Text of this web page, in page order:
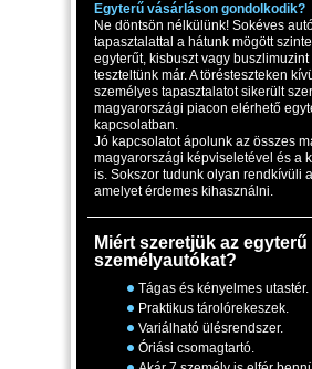
Egyterű vásárláson gondolkodik?
Ne döntsön nélkülünk! Sokéves
tapasztalattal a hátunk mögött
egyterűt, kisbuszt vagy
teszteltünk már. A törésteszteken
személyes tapasztalatot sikerült
magyarországi piacon elérhető
kapcsolatban.
Jó kapcsolatot ápolunk az összes
magyarországi képviseletével és a
is. Sokszor tudunk olyan rendkívüli
amelyet érdemes kihasználni.
Miért szeretjük az egyterű
személyautókat?
Tágas és kényelmes utastér.
Praktikus tárolórekeszek.
Variálható ülésrendszer.
Óriási csomagtartó.